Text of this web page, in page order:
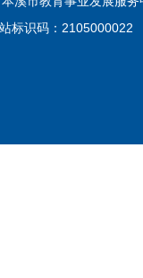
标识码：2105000022